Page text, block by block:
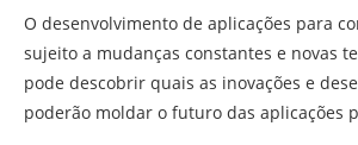
O desenvolvimento de aplicações para
sujeito a mudanças constantes e novas
pode descobrir quais as inovações e
poderão moldar o futuro das aplicações